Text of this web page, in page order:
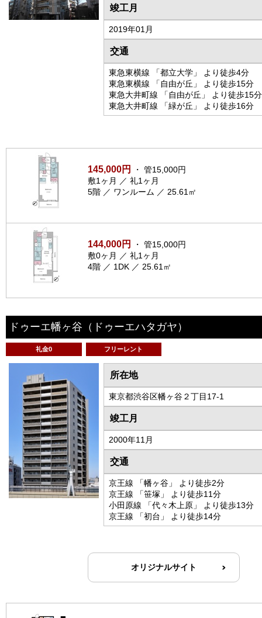
竣工月
2019年01月
交通
東急東横線 「都立大学」 より徒歩4分
東急東横線 「自由が丘」 より徒歩15分
東急大井町線 「自由が丘」 より徒歩15分
東急大井町線 「緑が丘」 より徒歩16分
145,000円
・ 管15,000円
敷1ヶ月 ／ 礼1ヶ月
5階 ／ ワンルーム ／ 25.61㎡
144,000円
・ 管15,000円
敷0ヶ月 ／ 礼1ヶ月
4階 ／ 1DK ／ 25.61㎡
ドゥーエ幡ヶ谷 （ドゥーエハタガヤ）
礼金0 フリーレント
所在地
東京都渋谷区幡ヶ谷２丁目17-1
竣工月
2000年11月
交通
京王線 「幡ヶ谷」 より徒歩2分
京王線 「笹塚」 より徒歩11分
小田原線 「代々木上原」 より徒歩13分
京王線 「初台」 より徒歩14分
オリジナルサイト